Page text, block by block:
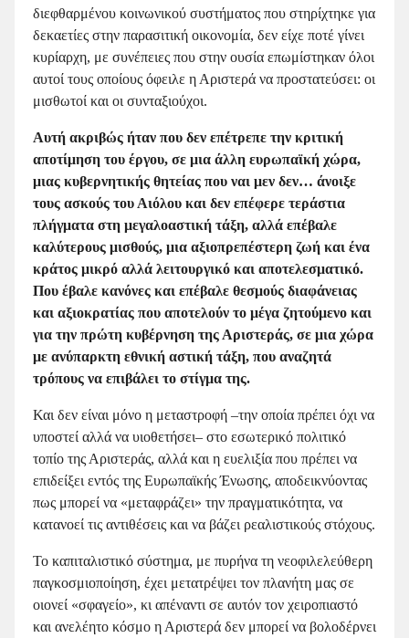
διεφθαρμένου κοινωνικού συστήματος που στηρίχτηκε για
δεκαετίες στην παρασιτική οικονομία, δεν είχε ποτέ γίνει
κυρίαρχη, με συνέπειες που στην ουσία επωμίστηκαν όλοι
αυτοί τους οποίους όφειλε η Αριστερά να προστατεύσει: οι
μισθωτοί και οι συνταξιούχοι.
Αυτή ακριβώς ήταν που δεν επέτρεπε την κριτική
αποτίμηση του έργου, σε μια άλλη ευρωπαϊκή χώρα,
μιας κυβερνητικής θητείας που ναι μεν δεν… άνοιξε
τους ασκούς του Αιόλου και δεν επέφερε τεράστια
πλήγματα στη μεγαλοαστική τάξη, αλλά επέβαλε
καλύτερους μισθούς, μια αξιοπρεπέστερη ζωή και ένα
κράτος μικρό αλλά λειτουργικό και αποτελεσματικό.
Που έβαλε κανόνες και επέβαλε θεσμούς διαφάνειας
και αξιοκρατίας που αποτελούν το μέγα ζητούμενο και
για την πρώτη κυβέρνηση της Αριστεράς, σε μια χώρα
με ανύπαρκτη εθνική αστική τάξη, που αναζητά
τρόπους να επιβάλει το στίγμα της.
Και δεν είναι μόνο η μεταστροφή –την οποία πρέπει όχι να
υποστεί αλλά να υιοθετήσει– στο εσωτερικό πολιτικό
τοπίο της Αριστεράς, αλλά και η ευελιξία που πρέπει να
επιδείξει εντός της Ευρωπαϊκής Ένωσης, αποδεικνύοντας
πως μπορεί να «μεταφράζει» την πραγματικότητα, να
κατανοεί τις αντιθέσεις και να βάζει ρεαλιστικούς στόχους.
Το καπιταλιστικό σύστημα, με πυρήνα τη νεοφιλελεύθερη
παγκοσμιοποίηση, έχει μετατρέψει τον πλανήτη μας σε
οιονεί «σφαγείο», κι απέναντι σε αυτόν τον χειροπιαστό
και ανελέητο κόσμο η Αριστερά δεν μπορεί να βολοδέρνει